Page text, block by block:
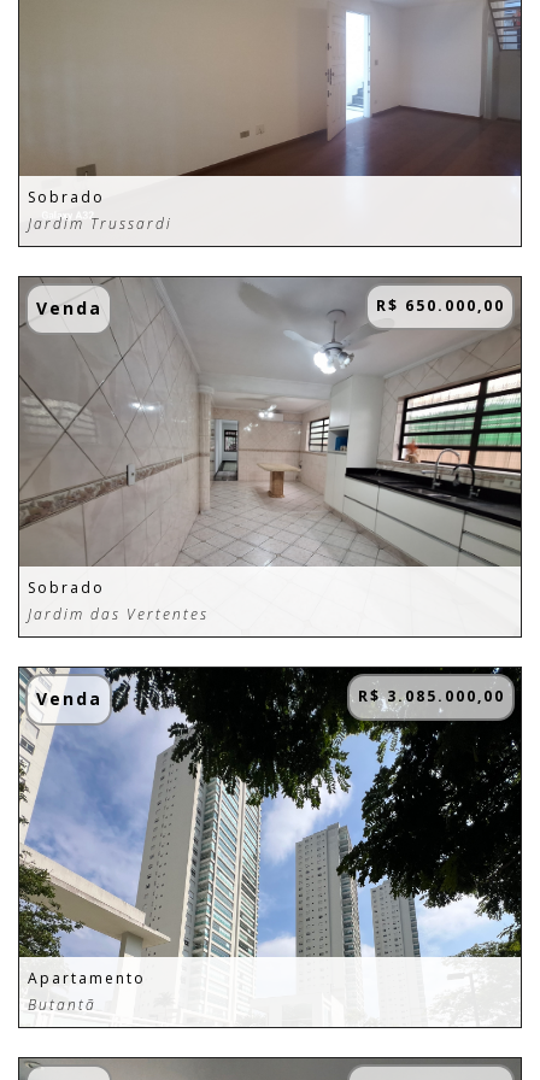
Sobrado
Jardim Trussardi
Venda R$ 650.000,00
Sobrado
Jardim das Vertentes
Venda R$ 3.085.000,00
Apartamento
Butantã